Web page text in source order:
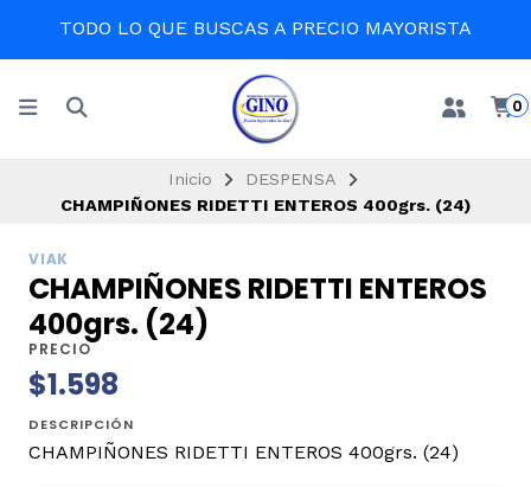
TODO LO QUE BUSCAS A PRECIO MAYORISTA
0
Inicio
DESPENSA
CHAMPIÑONES RIDETTI ENTEROS 400grs. (24)
VIAK
CHAMPIÑONES RIDETTI ENTEROS
400grs. (24)
PRECIO
$1.598
DESCRIPCIÓN
CHAMPIÑONES RIDETTI ENTEROS 400grs. (24)